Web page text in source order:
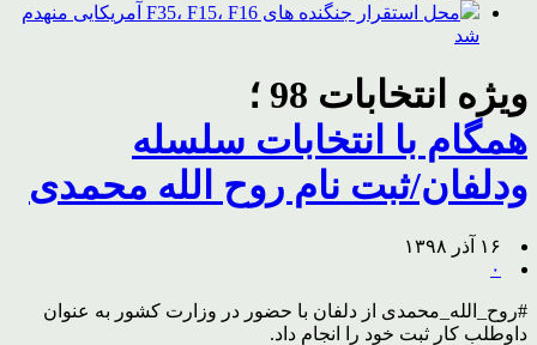
محل استقرار جنگنده های F35، F15، F16 آمریکایی منهدم
شد
ویژه انتخابات 98 ؛
همگام با انتخابات سلسله
ودلفان/ثبت نام روح الله محمدی
۱۶ آذر ۱۳۹۸
۰
#روح_الله_محمدی از دلفان با حضور در وزارت کشور به عنوان
داوطلب کار ثبت خود را انجام داد.